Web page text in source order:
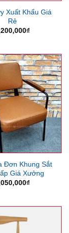
Xuất Khẩu Giá
Rẻ
₫
Đơn Khung Sắt
Giá Xưởng
₫